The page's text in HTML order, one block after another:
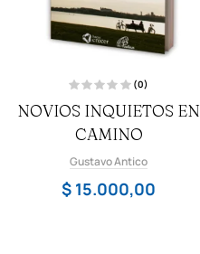
a
l
d
o
o
n
(0)
NOVIOS INQUIETOS EN
CAMINO
Gustavo Antico
$ 15.000,00